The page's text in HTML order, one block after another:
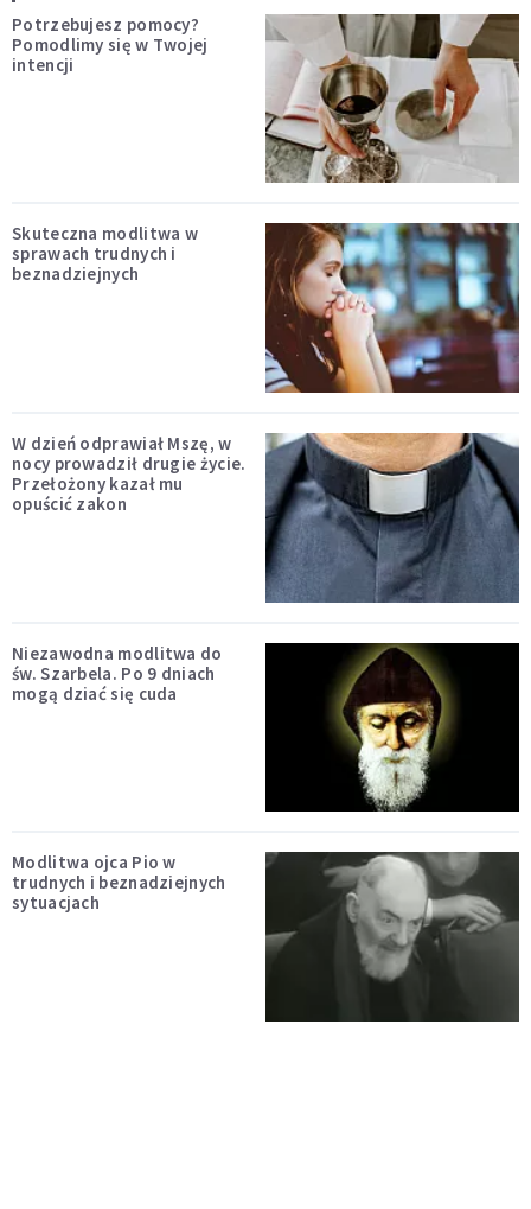
Potrzebujesz pomocy?
Pomodlimy się w Twojej
intencji
Skuteczna modlitwa w
sprawach trudnych i
beznadziejnych
W dzień odprawiał Mszę, w
nocy prowadził drugie życie.
Przełożony kazał mu
opuścić zakon
Niezawodna modlitwa do
św. Szarbela. Po 9 dniach
mogą dziać się cuda
Modlitwa ojca Pio w
trudnych i beznadziejnych
sytuacjach